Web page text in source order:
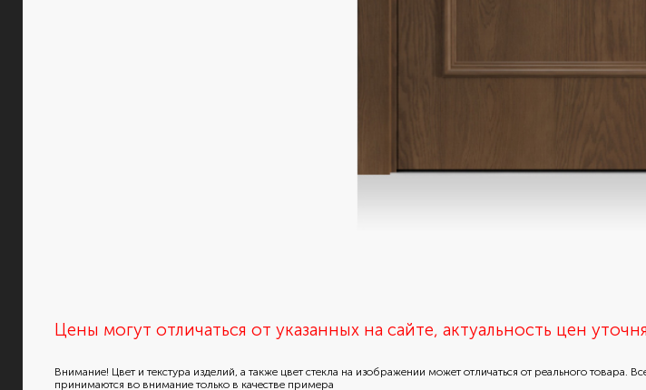
Цены могут отличаться от указанных на сайте, актуальность цен
Внимание! Цвет и текстура изделий, а также цвет стекла на изображении может отличаться от реального товара.
принимаются во внимание только в качестве примера